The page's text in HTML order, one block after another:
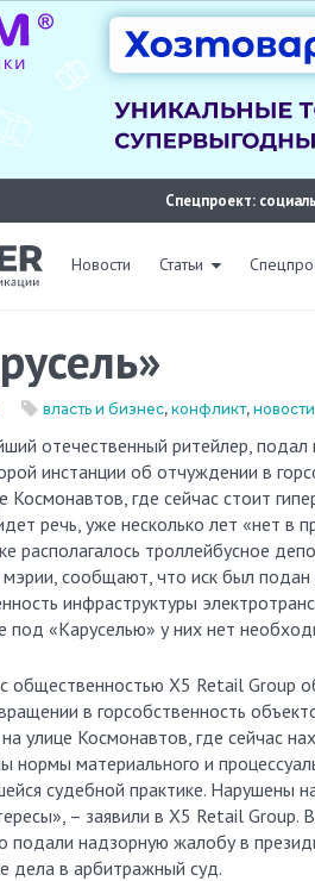
Спецпроект:
Новости Статьи
власть и бизнес, конфликт, новости
инстанции об отчуждении в
Космонавтов, где сейчас стоит
речь, уже несколько лет «нет в
располагалось троллейбусное
сообщают, что иск был подан
инфраструктуры
под «Каруселью» у них нет
общественностью Х5 Retail Group
в горсобственность
улице Космонавтов, где сейчас
нормы материального и
судебной практике. Нарушены
– заявили в Х5 Retail Group.
подали надзорную жалобу в
дела в арбитражный суд.